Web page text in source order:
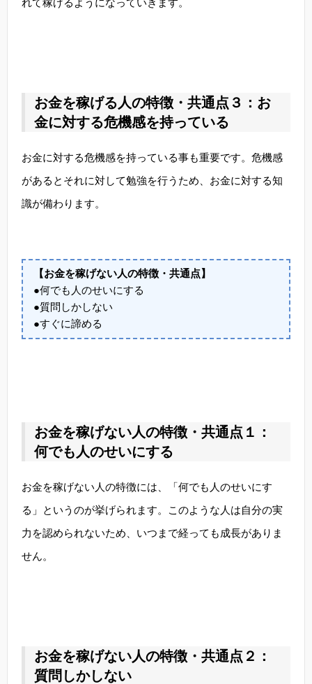
お金を稼げる人の特徴・共通点３：お
金に対する危機感を持っている
お金に対する危機感を持っている事も重要です。危機感
があるとそれに対して勉強を行うため、お金に対する知
識が備わります。
【お金を稼げない人の特徴・共通点】
●何でも人のせいにする
●質問しかしない
●すぐに諦める
お金を稼げない人の特徴・共通点１：
何でも人のせいにする
お金を稼げない人の特徴には、「何でも人のせいにす
る」というのが挙げられます。このような人は自分の実
力を認められないため、いつまで経っても成長がありま
せん。
お金を稼げない人の特徴・共通点２：
質問しかしない